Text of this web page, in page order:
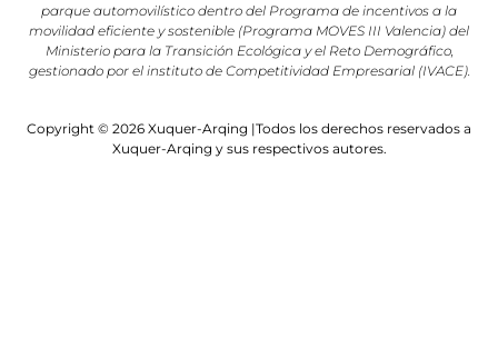
parque automovilístico dentro del Programa de incentivos a la
movilidad eficiente y sostenible (Programa MOVES III Valencia) del
Ministerio para la Transición Ecológica y el Reto Demográfico,
gestionado por el instituto de Competitividad Empresarial (IVACE).
Copyright © 2026 Xuquer-Arqing |Todos los derechos reservados a
Xuquer-Arqing y sus respectivos autores.